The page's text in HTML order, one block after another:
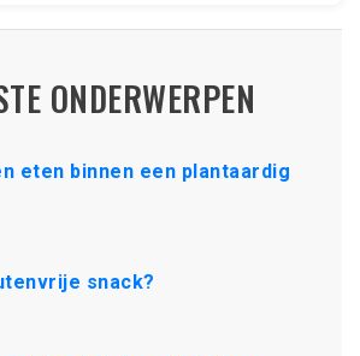
ONDERWERPEN
eten binnen een plantaardig
snack?